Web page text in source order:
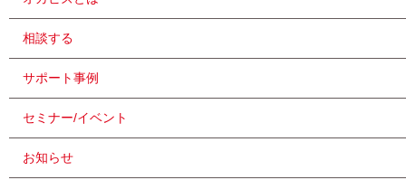
相談する
サポート事例
セミナー/イベント
お知らせ